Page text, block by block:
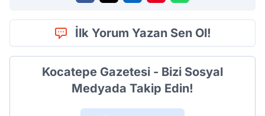
İlk Yorum Yazan Sen Ol!
Kocatepe Gazetesi - Bizi Sosyal
Medyada Takip Edin!